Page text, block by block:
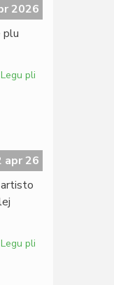
Nur
se
2026
plu
Legu pli
en
2026
apr 26
Legu pli